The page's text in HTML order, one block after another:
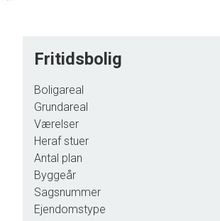
Fritidsbolig
Boligareal
Grundareal
Værelser
Heraf stuer
Antal plan
Byggeår
Sagsnummer
Ejendomstype